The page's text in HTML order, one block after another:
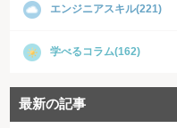
エンジニアスキル(221)
学べるコラム(162)
最新の記事